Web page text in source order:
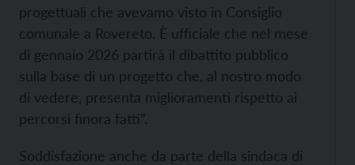
progettuali che avevamo visto in Consiglio
comunale a Rovereto. È ufficiale che nel mese
di gennaio 2026 partirà il dibattito pubblico
sulla base di un progetto che, al nostro modo
di vedere, presenta miglioramenti rispetto ai
percorsi finora fatti”.
Soddisfazione anche da parte della sindaca di